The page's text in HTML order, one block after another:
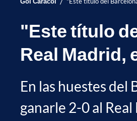
"Este título
Real Madrid,
En las huestes del
ganarle 2-0 al